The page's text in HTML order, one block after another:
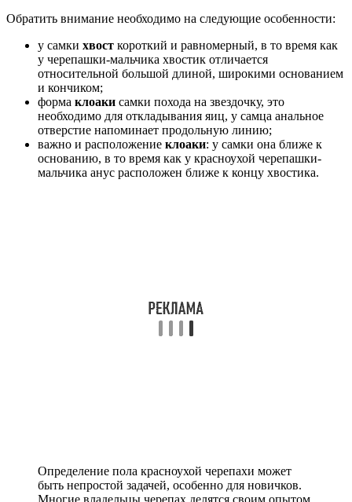
Обратить внимание необходимо на следующие особенности:
у самки хвост короткий и равномерный, в то время как
у черепашки-мальчика хвостик отличается
относительной большой длиной, широкими основанием
и кончиком;
форма клоаки самки похода на звездочку, это
необходимо для откладывания яиц, у самца анальное
отверстие напоминает продольную линию;
важно и расположение клоаки: у самки она ближе к
основанию, в то время как у красноухой черепашки-
мальчика анус расположен ближе к концу хвостика.
Определение пола красноухой черепахи может
быть непростой задачей, особенно для новичков.